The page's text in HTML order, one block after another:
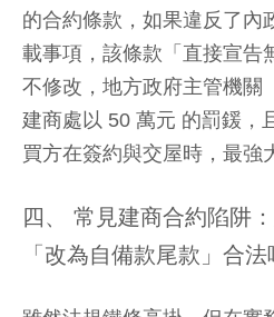
的合約條款，如果違反了內
載事項，該條款「直接宣告
不修改，地方政府主管機關
建商處以 50 萬元 的罰鍰，
買方在簽約與交屋時，最強
四、 常見建商合約陷阱
「改為自備款尾款」合法